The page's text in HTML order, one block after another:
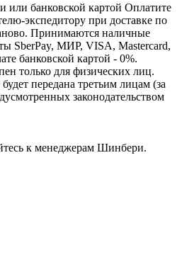
банковской картой Оплатите
экспедитору при доставке по
Принимаются наличные
SberPay, МИР, VISA, Mastercard,
банковской картой - 0%.
только для физических лиц.
передана третьим лицам (за
законодательством
к менеджерам Шинбери.